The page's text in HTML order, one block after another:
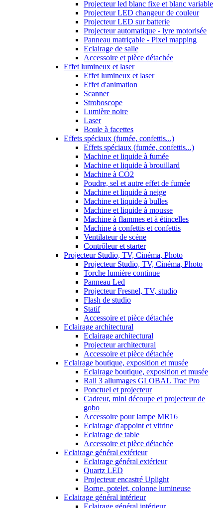
Projecteur led blanc fixe et blanc variable
Projecteur LED changeur de couleur
Projecteur LED sur batterie
Projecteur automatique - lyre motorisée
Panneau matriçable - Pixel mapping
Eclairage de salle
Accessoire et pièce détachée
Effet lumineux et laser
Effet lumineux et laser
Effet d'animation
Scanner
Stroboscope
Lumière noire
Laser
Boule à facettes
Effets spéciaux (fumée, confettis...)
Effets spéciaux (fumée, confettis...)
Machine et liquide à fumée
Machine et liquide à brouillard
Machine à CO2
Poudre, sel et autre effet de fumée
Machine et liquide à neige
Machine et liquide à bulles
Machine et liquide à mousse
Machine à flammes et à étincelles
Machine à confettis et confettis
Ventilateur de scène
Contrôleur et starter
Projecteur Studio, TV, Cinéma, Photo
Projecteur Studio, TV, Cinéma, Photo
Torche lumière continue
Panneau Led
Projecteur Fresnel, TV, studio
Flash de studio
Statif
Accessoire et pièce détachée
Eclairage architectural
Eclairage architectural
Projecteur architectural
Accessoire et pièce détachée
Eclairage boutique, exposition et musée
Eclairage boutique, exposition et musée
Rail 3 allumages GLOBAL Trac Pro
Ponctuel et projecteur
Cadreur, mini découpe et projecteur de
gobo
Accessoire pour lampe MR16
Eclairage d'appoint et vitrine
Eclairage de table
Accessoire et pièce détachée
Eclairage général extérieur
Eclairage général extérieur
Quartz LED
Projecteur encastré Uplight
Borne, potelet, colonne lumineuse
Eclairage général intérieur
Eclairage général intérieur